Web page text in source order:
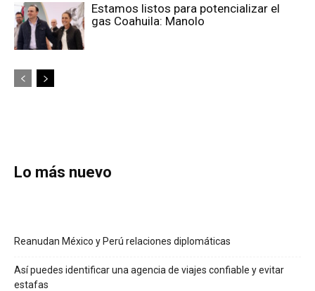
Estamos listos para potencializar el
gas Coahuila: Manolo
Lo más nuevo
Reanudan México y Perú relaciones diplomáticas
Así puedes identificar una agencia de viajes confiable y evitar
estafas